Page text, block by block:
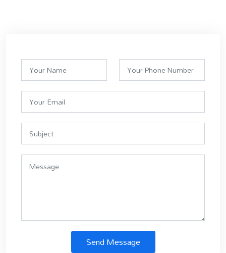
Send Message